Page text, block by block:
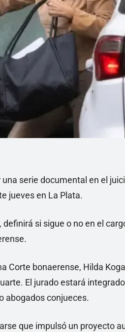
serie documental en el
jueves en La Plata.
si sigue o no en el
Corte bonaerense, Hilda
El jurado estará
abogados conjueces.
que impulsó un proyecto